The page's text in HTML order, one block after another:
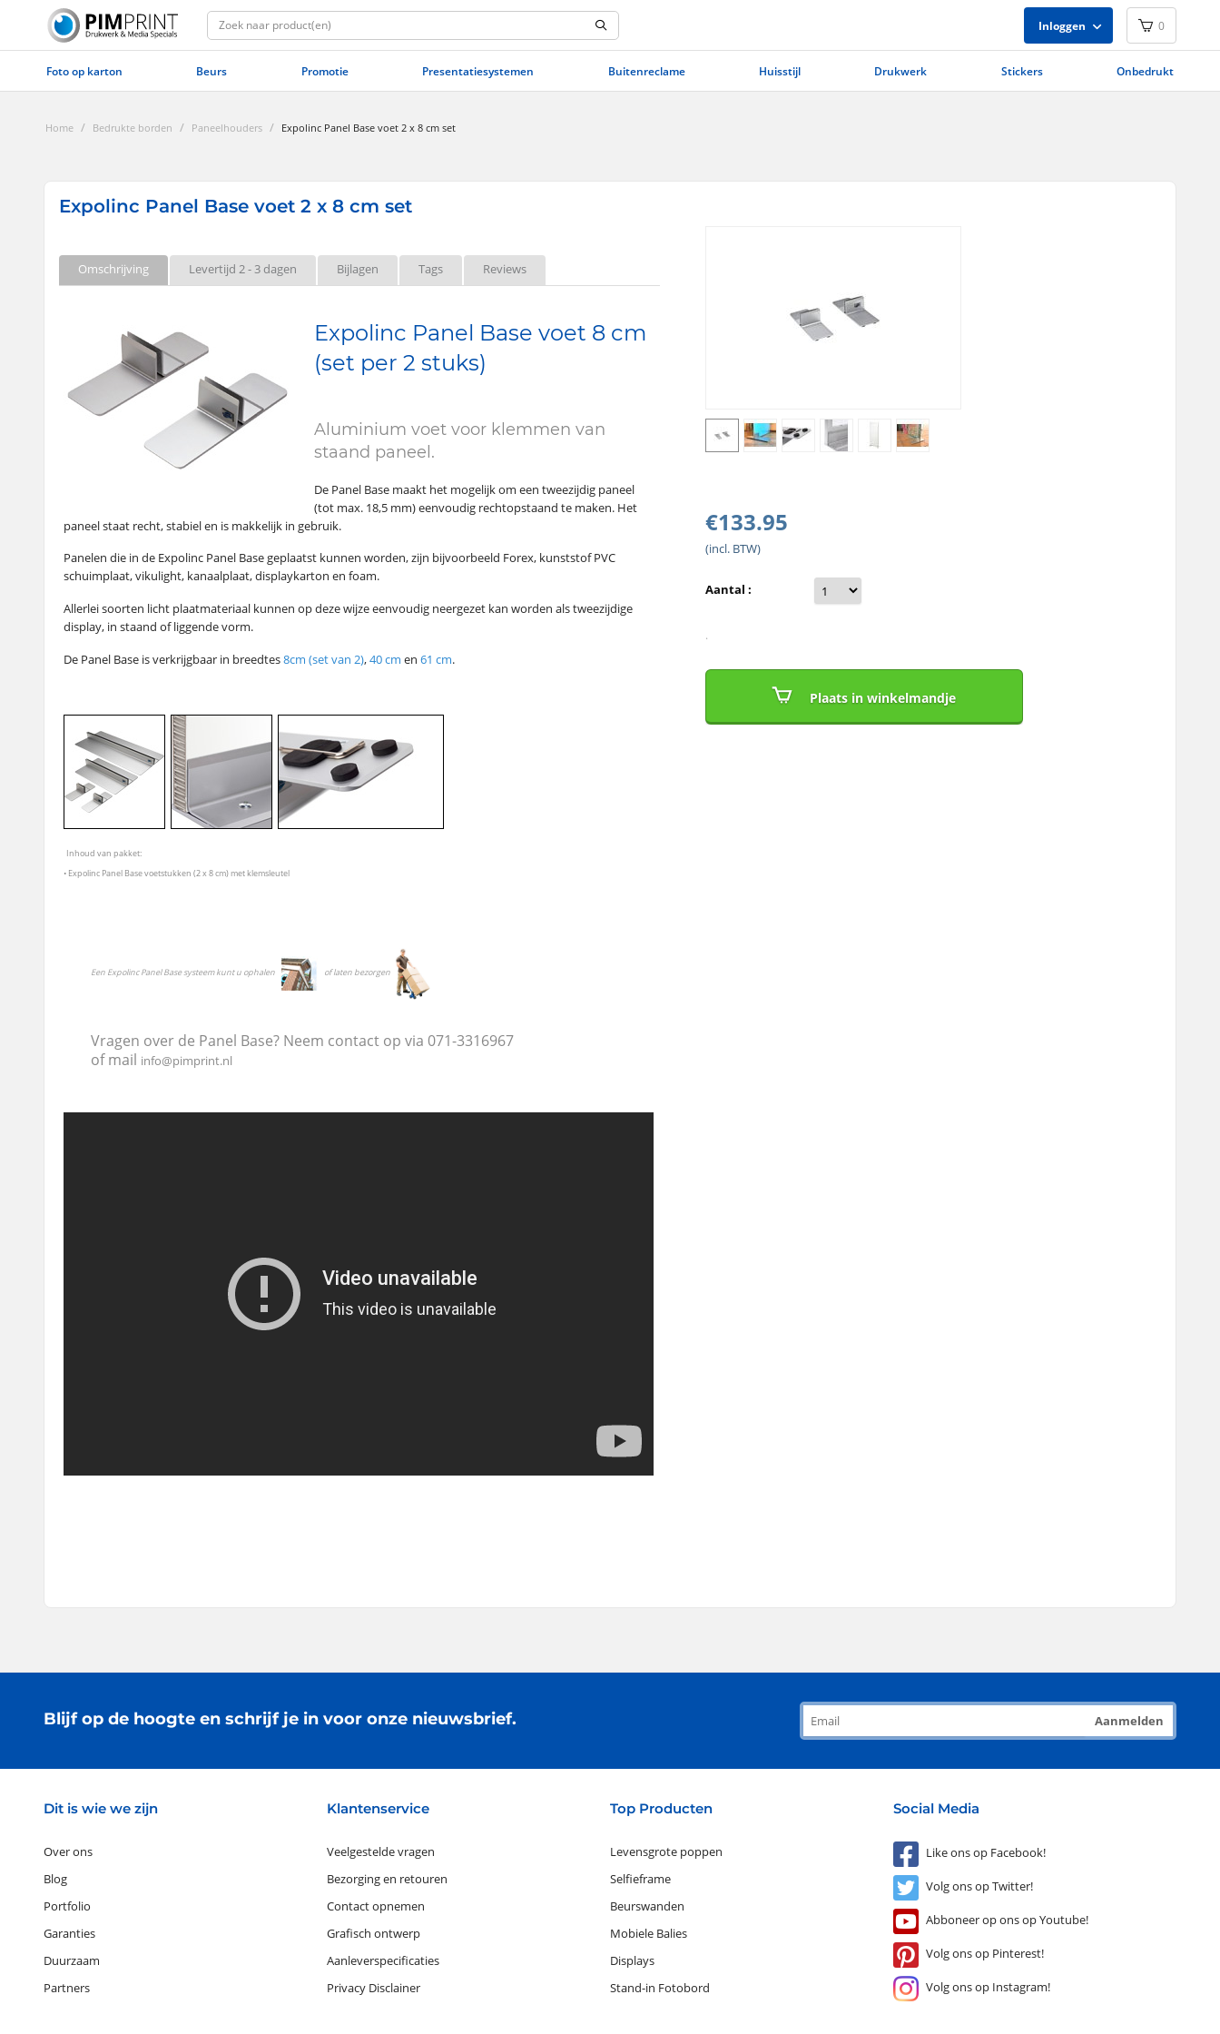
Inloggen 0
Foto op karton Beurs Promotie Presentatiesystemen Buitenreclame Huisstijl Drukwerk Stickers Onbedrukt
Home / Bedrukte borden / Paneelhouders / Expolinc Panel Base voet 2 x 8 cm set
Expolinc Panel Base voet 2 x 8 cm set
€133.95
(incl. BTW)
Aantal :
.
Plaats in winkelmandje
Omschrijving Levertijd 2 - 3 dagen Bijlagen Tags Reviews
Expolinc Panel Base voet 8 cm
(set per 2 stuks)
Aluminium voet voor klemmen van
staand paneel.
De Panel Base maakt het mogelijk om een tweezijdig paneel
(tot max. 18,5 mm) eenvoudig rechtopstaand te maken. Het
paneel staat recht, stabiel en is makkelijk in gebruik.
Panelen die in de Expolinc Panel Base geplaatst kunnen worden, zijn bijvoorbeeld Forex, kunststof PVC
schuimplaat, vikulight, kanaalplaat, displaykarton en foam.
Allerlei soorten licht plaatmateriaal kunnen op deze wijze eenvoudig neergezet kan worden als tweezijdige
display, in staand of liggende vorm.
De Panel Base is verkrijgbaar in breedtes8cm (set van 2),40 cm en 61 cm.
Inhoud van pakket:
• Expolinc Panel Base voetstukken (2 x 8 cm) met klemsleutel
Een Expolinc Panel Base systeem kunt u ophalen of laten bezorgen
Vragen over de Panel Base? Neem contact op via 071-3316967
of mail info@pimprint.nl
Blijf op de hoogte en schrijf je in voor onze nieuwsbrief. Aanmelden
Dit is wie we zijn
Over ons
Blog
Portfolio
Garanties
Duurzaam
Partners
Klantenservice
Veelgestelde vragen
Bezorging en retouren
Contact opnemen
Grafisch ontwerp
Aanleverspecificaties
Privacy Disclainer
Top Producten
Levensgrote poppen
Selfieframe
Beurswanden
Mobiele Balies
Displays
Stand-in Fotobord
Social Media
Like ons op Facebook!
Volg ons op Twitter!
Abboneer op ons op Youtube!
Volg ons op Pinterest!
Volg ons op Instagram!